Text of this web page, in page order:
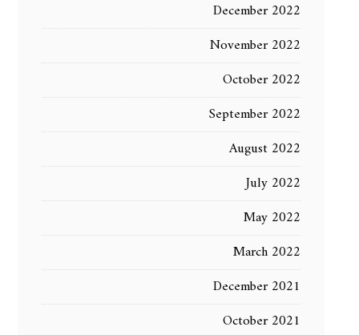
December 2022
November 2022
October 2022
September 2022
August 2022
July 2022
May 2022
March 2022
December 2021
October 2021